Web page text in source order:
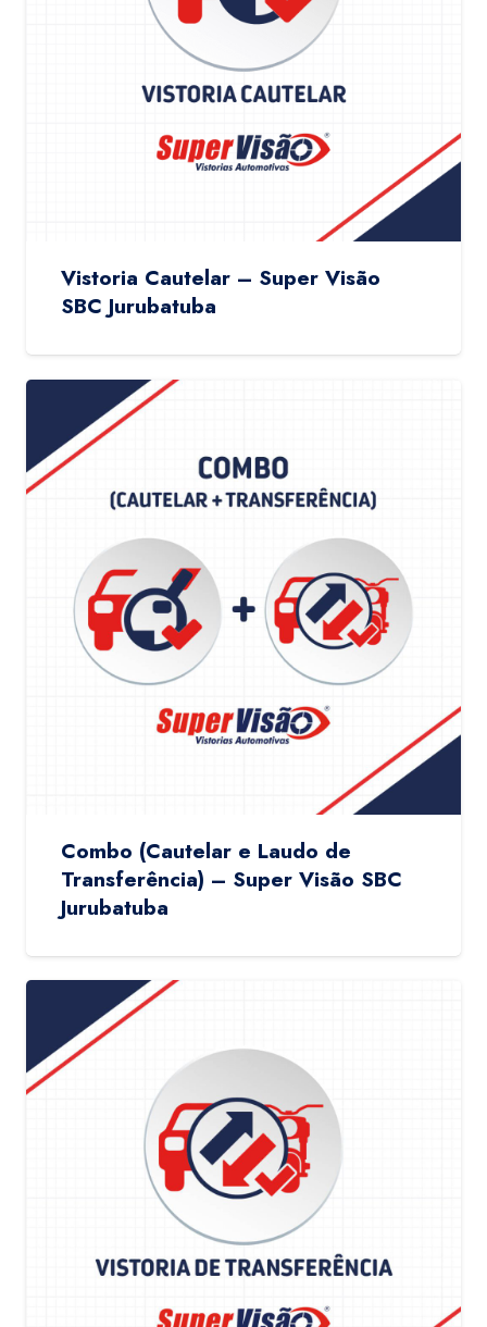
Vistoria Cautelar – Super Visão
SBC Jurubatuba
Combo (Cautelar e Laudo de
Transferência) – Super Visão SBC
Jurubatuba